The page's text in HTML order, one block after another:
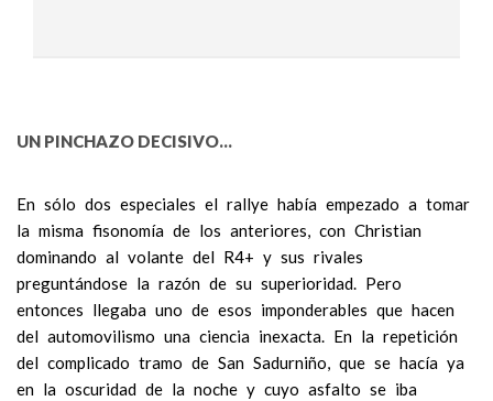
UN PINCHAZO DECISIVO…
En sólo dos especiales el rallye había empezado a tomar
la misma fisonomía de los anteriores, con Christian
dominando al volante del R4+ y sus rivales
preguntándose la razón de su superioridad. Pero
entonces llegaba uno de esos imponderables que hacen
del automovilismo una ciencia inexacta. En la repetición
del complicado tramo de San Sadurniño, que se hacía ya
en la oscuridad de la noche y cuyo asfalto se iba